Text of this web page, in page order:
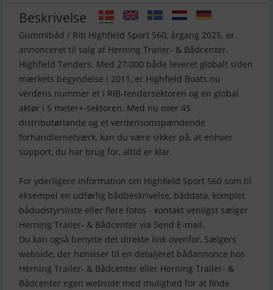
Beskrivelse
Gummibåd / Rib Highfield Sport 560, årgang 2025. er
annonceret til salg af Herning Trailer- & Bådcenter.
Highfield Tenders. Med 27.000 både leveret globalt siden
mærkets begyndelse i 2011, er Highfield Boats nu
verdens nummer et i RIB-tendersektoren og en global
aktør i 5 meter+-sektoren. Med nu over 45
distributørlande og et verdensomspændende
forhandlernetværk, kan du være sikker på, at enhver
support, du har brug for, altid er klar.
For yderligere information om Highfield Sport 560 som til
eksempel en udførlig bådbeskrivelse, båddata, komplet
bådudstyrsliste eller flere fotos - kontakt venligst sælger
Herning Trailer- & Bådcenter via Send E-mail.
Du kan også benytte det direkte link ovenfor, Sælgers
webside, der henviser til en detaljeret bådannonce hos
Herning Trailer- & Bådcenter eller Herning Trailer- &
Bådcenter egen webside med mulighed for at finde